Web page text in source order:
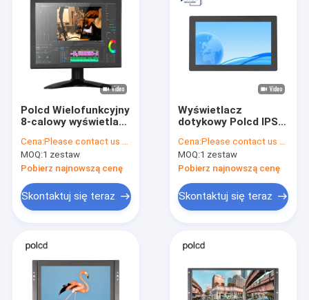
Polcd Wielofunkcyjny
8-calowy wyświetlacz
Wbudowany monitor
przemysłowy
Materiał metalowy
Cena:Please contact us for latest price
MOQ:1 zestaw
Pobierz najnowszą cenę
Skontaktuj się teraz
Wyświetlacz
dotykowy Polcd IPS
przemysłowy 13,3-
calowy
wielofunkcyjny
Cena:Please contact us for latest price
MOQ:1 zestaw
Pobierz najnowszą cenę
Skontaktuj się teraz